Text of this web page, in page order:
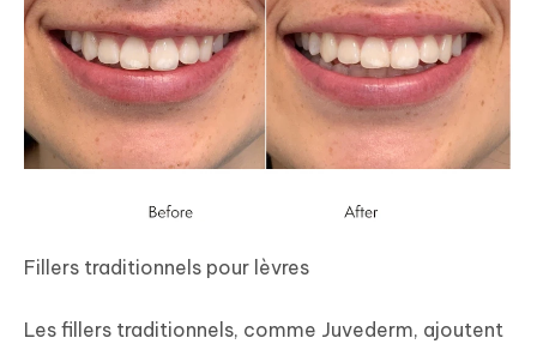
Fillers traditionnels pour lèvres
Les fillers traditionnels, comme Juvederm, ajoutent